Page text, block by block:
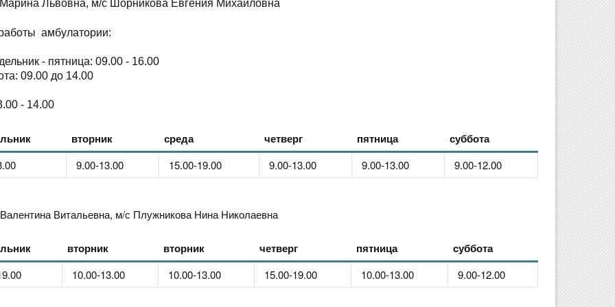
Львовна, м/с Шорникова Евгения Михайловна
амбулатории:
- пятница: 09.00 - 16.00
09.00 до 14.00
- 14.00
вторник среда четверг пятница суббота
9.00-13.00 15.00-19.00 9.00-13.00 9.00-13.00 9.00-12.00
Витальевна, м/с Плужникова Нина Николаевна
вторник вторник четверг пятница суббота
10.00-13.00 10.00-13.00 15.00-19.00 10.00-13.00 9.00-12.00